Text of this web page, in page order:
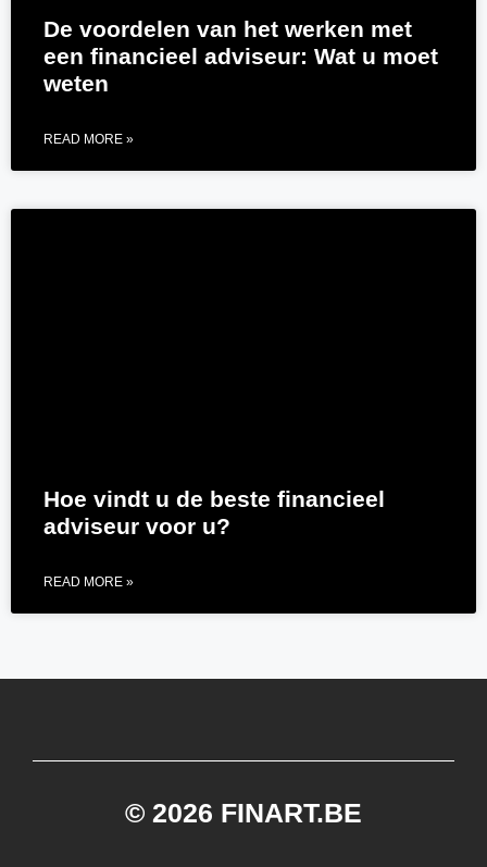
De voordelen van het werken met
een financieel adviseur: Wat u moet
weten
READ MORE »
Hoe vindt u de beste financieel
adviseur voor u?
READ MORE »
© 2026 FINART.BE